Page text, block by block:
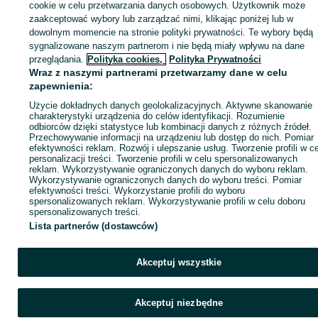
sprzedającym
Zaloguj się / Załóż konto
Wyślij wiadomość
cookie w celu przetwarzania danych osobowych. Użytkownik może
zaakceptować wybory lub zarządzać nimi, klikając poniżej lub w
dowolnym momencie na stronie polityki prywatności. Te wybory będą
sygnalizowane naszym partnerom i nie będą miały wpływu na dane
przeglądania. Polityka cookies, Polityka Prywatności
Wraz z naszymi partnerami przetwarzamy dane w celu
zapewnienia:
Użycie dokładnych danych geolokalizacyjnych. Aktywne skanowanie
charakterystyki urządzenia do celów identyfikacji. Rozumienie
odbiorców dzięki statystyce lub kombinacji danych z różnych źródeł.
Przechowywanie informacji na urządzeniu lub dostęp do nich. Pomiar
efektywności reklam. Rozwój i ulepszanie usług. Tworzenie profili w
personalizacji treści. Tworzenie profili w celu spersonalizowanych
reklam. Wykorzystywanie ograniczonych danych do wyboru reklam.
Wykorzystywanie ograniczonych danych do wyboru treści. Pomiar
efektywności treści. Wykorzystanie profili do wyboru
spersonalizowanych reklam. Wykorzystywanie profili w celu doboru
spersonalizowanych treści.
Lista partnerów (dostawców)
Akceptuj wszystkie
Akceptuj niezbędne